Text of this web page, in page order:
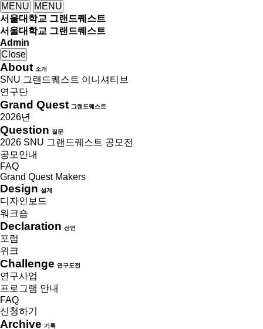
MENU
MENU
서울대학교 그랜드퀘스트
서울대학교 그랜드퀘스트
Admin
Close
About 소개
SNU 그랜드퀘스트 이니셔티브
연구단
Grand Quest 그랜드퀘스트
2026년
Question 질문
2026 SNU 그랜드퀘스트 공모전
공모안내
FAQ
Grand Quest Makers
Design 설계
디자인보드
워크숍
Declaration 선언
포럼
위크
Challenge 연구도전
연구사업
프로그램 안내
FAQ
신청하기
Archive 기록